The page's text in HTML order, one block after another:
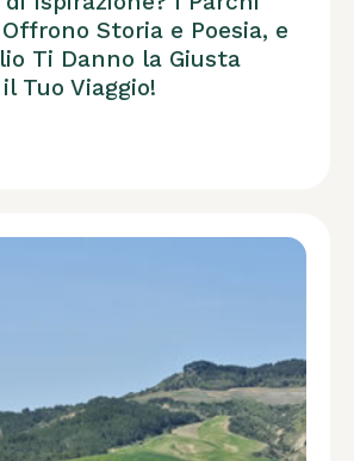
Storia e Poesia, e
Ti Danno la Giusta
Tuo Viaggio!